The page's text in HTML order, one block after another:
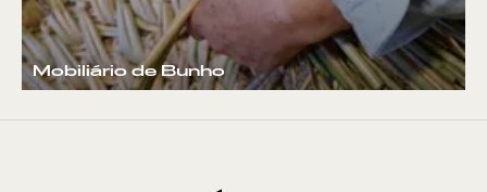
Mobiliário de Bunho